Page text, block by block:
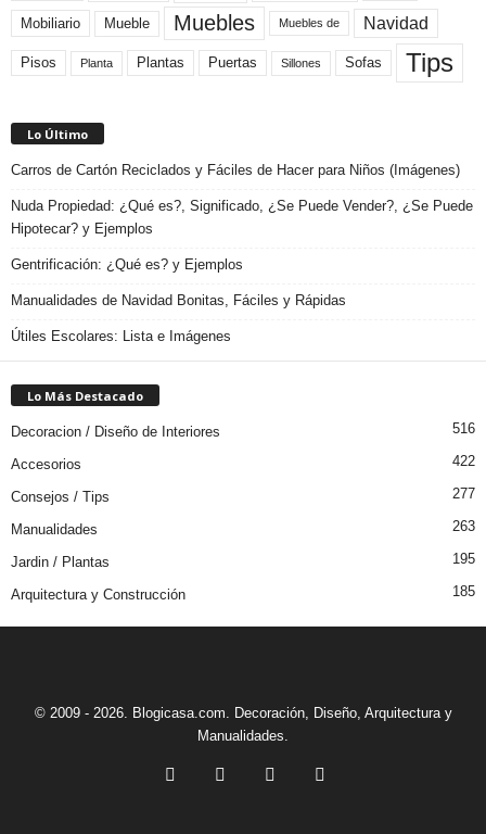
Mobiliario Mueble Muebles Muebles de Navidad
Pisos Planta Plantas Puertas Sillones Sofas Tips
Lo Último
Carros de Cartón Reciclados y Fáciles de Hacer para Niños (Imágenes)
Nuda Propiedad: ¿Qué es?, Significado, ¿Se Puede Vender?, ¿Se Puede
Hipotecar? y Ejemplos
Gentrificación: ¿Qué es? y Ejemplos
Manualidades de Navidad Bonitas, Fáciles y Rápidas
Útiles Escolares: Lista e Imágenes
Lo Más Destacado
Decoracion / Diseño de Interiores 516
Accesorios 422
Consejos / Tips 277
Manualidades 263
Jardin / Plantas 195
Arquitectura y Construcción 185
© 2009 - 2026. Blogicasa.com. Decoración, Diseño, Arquitectura y
Manualidades.